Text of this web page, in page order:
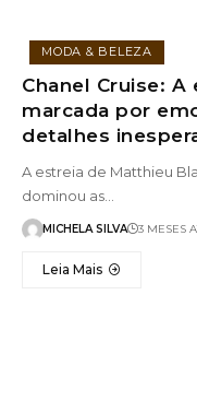
MODA & BELEZA
Chanel Cruise:
marcada por
detalhes
A estreia de Matthieu
dominou as…
MICHELA SILVA 3 MESES
Leia Mais